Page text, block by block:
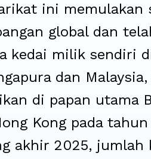
ini memulakan
global dan
kedai milik sendiri
dan
di papan utama
Kong pada
akhir 2025, jumlah